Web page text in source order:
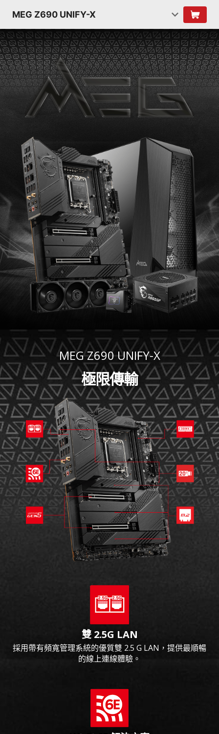
MEG Z690 UNIFY-X
MEG Z690 UNIFY-X
極限傳輸
雙 2.5G LAN
採用帶有頻寬管理系統的優質雙 2.5 G LAN，提供最順暢
的線上連線體驗。